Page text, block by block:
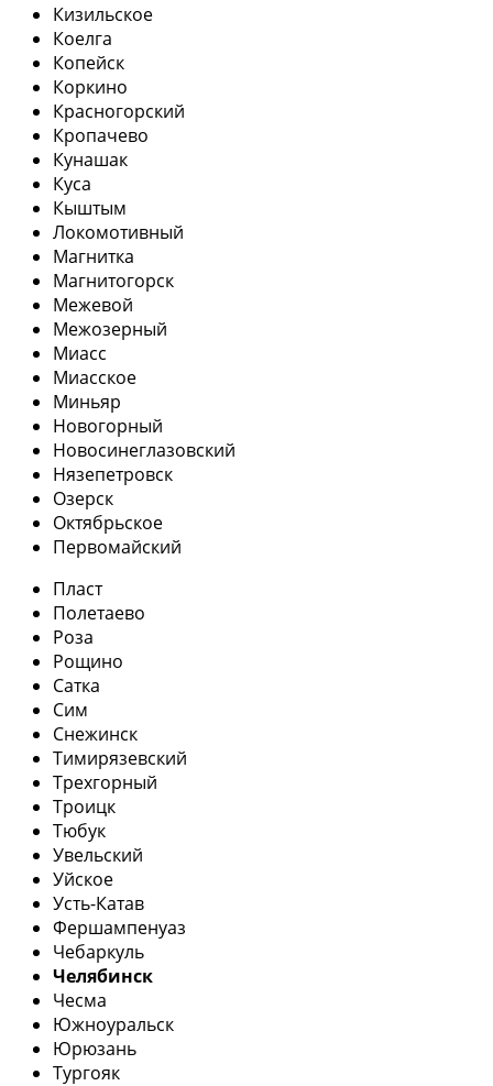
Кизильское
Коелга
Копейск
Коркино
Красногорский
Кропачево
Кунашак
Куса
Кыштым
Локомотивный
Магнитка
Магнитогорск
Межевой
Межозерный
Миасс
Миасское
Миньяр
Новогорный
Новосинеглазовский
Нязепетровск
Озерск
Октябрьское
Первомайский
Пласт
Полетаево
Роза
Рощино
Сатка
Сим
Снежинск
Тимирязевский
Трехгорный
Троицк
Тюбук
Увельский
Уйское
Усть-Катав
Фершампенуаз
Чебаркуль
Челябинск
Чесма
Южноуральск
Юрюзань
Тургояк